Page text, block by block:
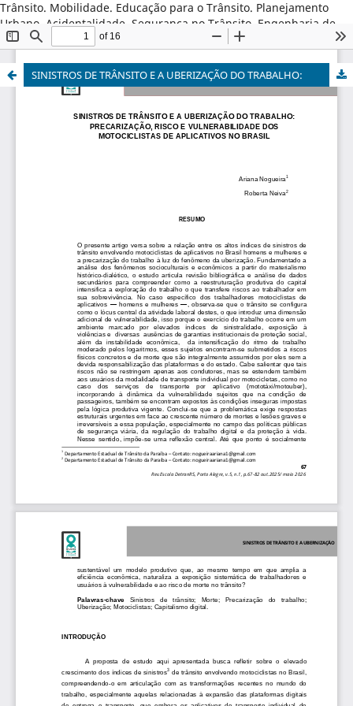
Trânsito. Mobilidade. Educação para o Trânsito. Planejamento
Urbano. Acidentalidade. Segurança no Trânsito. Engenharia de
Tráfego. Gestão do Trânsito. Psicologia . Estatística. G
Departamento Estadual de Trânsito. Segurança Pública.
SINISTROS DE TRÂNSITO E A UBERIZAÇÃO DO TRABALHO: